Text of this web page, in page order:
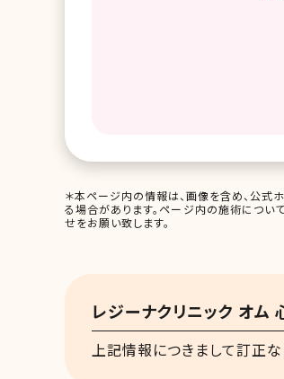
＊本ページ内の情報は、画像を含め、公式
る場合があります。ページ内の施術につい
せをお願い致します。
レジーナクリニック オム
上記情報につきまして訂正な